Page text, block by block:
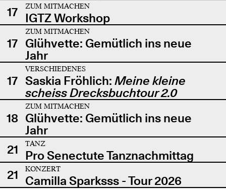
17
ZUM MITMACHEN
IGTZ Workshop
17
ZUM MITMACHEN
Glühvette: Gemütlich ins neue
Jahr
17
VERSCHIEDENES
Saskia Fröhlich: Meine kleine
scheiss Drecksbuchtour 2.0
18
ZUM MITMACHEN
Glühvette: Gemütlich ins neue
Jahr
21
TANZ
Pro Senectute Tanznachmittag
21
KONZERT
Camilla Sparksss - Tour 2026